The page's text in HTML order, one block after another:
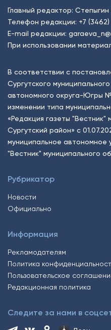
Главный редактор:
Телефон редакции: +7
E-mail редакции:
При использовании
В соответствии с
Сургутского
автономного округа-Югры
изменении типа
«Редакция газеты "Вестник"
Сургутский район» с
муниципальное автономное
"Вестник" муниципального
Рубрикатор
Новости
Официально
Информация
Рекламодателям
Политика
Пользовательское
Редакционная политика
Следите за нами в